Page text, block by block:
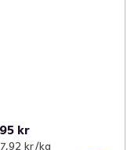
kr
kr /kg